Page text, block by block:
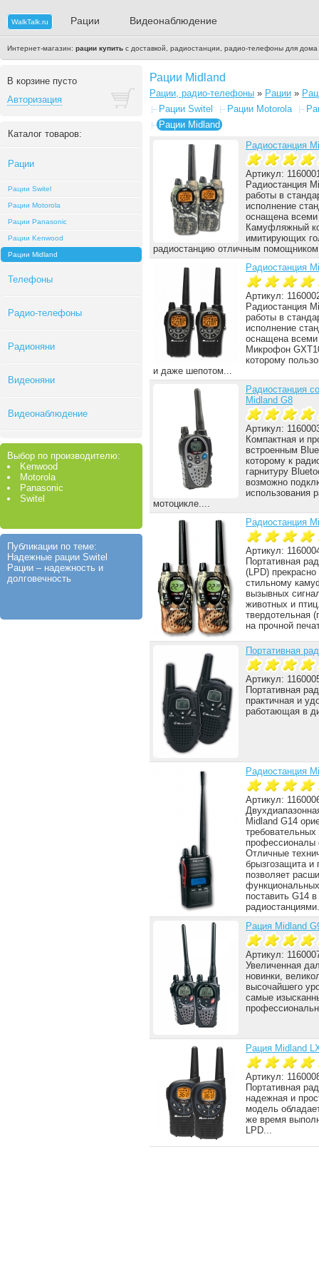
WalkTalk.ru Рации Видеонаблюдение
Интернет-магазин: рации купить с доставкой, радиостанции, радио-телефоны для
В корзине пусто
Авторизация
Каталог товаров:
Рации
Рации Switel
Рации Motorola
Рации Panasonic
Рации Kenwood
Рации Midland
Телефоны
Радио-телефоны
Радионяни
Видеоняни
Видеонаблюдение
Выбор по производителю:
Kenwood
Motorola
Panasonic
Switel
Публикации по теме:
Надежные рации Switel
Рации – надежность и
долговечность
Рации Midland
Рации, радио-телефоны » Рации »
Рации Switel
Рации Motorola
Рации Midland
Радиостанция
Артикул:
Радиостанция
работы в
исполнение
оснащена
Камуфляжный
имитирующих
радиостанцию отличным
Радиостанция
Артикул:
Радиостанция
работы в
исполнение
оснащена
Микрофон
которому
и даже шепотом...
Радиостанция
Midland G8
Артикул:
Компактная и
встроенным
которому к
гарнитуру
возможно
использования
мотоцикле....
Радиостанция
Артикул:
Портативная
(LPD)
стильному
вызывных
животных и
твердотельная
на прочной
Портативная
Артикул:
Портативная
практичная и
работающая в
Радиостанция
Артикул:
Midland G14
профессионалы
Отличные
брызгозащита и
позволяет
поставить G14
Рация Midland
Артикул:
Увеличенная
новинки,
высочайшего
самые
Рация Midland
Артикул:
Портативная
надежная и
модель
же время
LPD...